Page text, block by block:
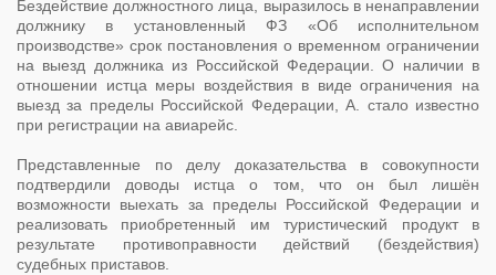
Бездействие должностного лица, выразилось в ненаправлении
должнику в установленный ФЗ «Об исполнительном
производстве» срок постановления о временном ограничении
на выезд должника из Российской Федерации. О наличии в
отношении истца меры воздействия в виде ограничения на
выезд за пределы Российской Федерации, А. стало известно
при регистрации на авиарейс.
Представленные по делу доказательства в совокупности
подтвердили доводы истца о том, что он был лишён
возможности выехать за пределы Российской Федерации и
реализовать приобретенный им туристический продукт в
результате противоправности действий (бездействия)
судебных приставов.